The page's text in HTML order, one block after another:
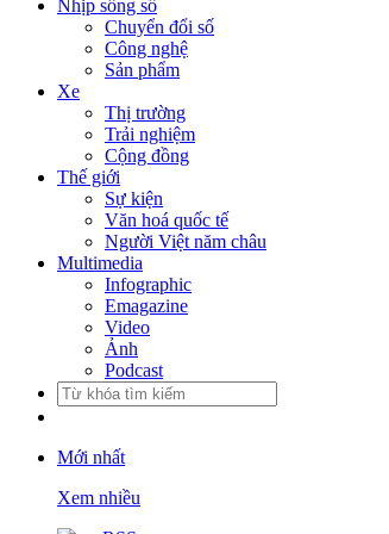
Nhịp sống số
Chuyển đổi số
Công nghệ
Sản phẩm
Xe
Thị trường
Trải nghiệm
Cộng đồng
Thế giới
Sự kiện
Văn hoá quốc tế
Người Việt năm châu
Multimedia
Infographic
Emagazine
Video
Ảnh
Podcast
Mới nhất
Xem nhiều